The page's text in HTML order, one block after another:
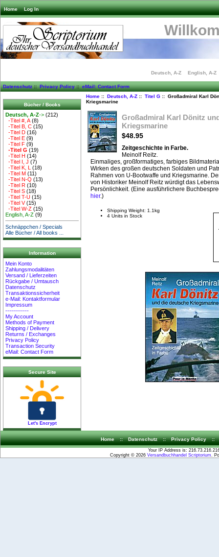
Home Log In
Deutsch, A-Z English, A-Z
Datenschutz::Privacy Policy::eMail: Contact Form
Bücher / Books
Deutsch, A-Z-> (212)
-Titel #, A (8)
-Titel B, C (15)
-Titel D (16)
-Titel E (9)
-Titel F (9)
-Titel G (19)
-Titel H (14)
-Titel I, J (7)
-Titel K, L (18)
-Titel M (11)
-Titel N-Q (13)
-Titel R (10)
-Titel S (18)
-Titel T-U (15)
-Titel V(15)
-Titel W-Z (15)
English, A-Z (9)
Schnäppchen / Specials
Alle Bücher / All books ...
Information
Mein Konto
Zahlungsmodalitäten
Versand / Lieferzeiten
Rückgabe / Umtausch
Datenschutz
Transaktionssicherheit
e-Mail: Kontaktformular
Impressum
------------
My Account
Methods of Payment
Shipping / Delivery
Returns / Exchanges
Privacy Policy
Transaction Security
eMail: Contact Form
Secure Site
Let's Encrypt
Home:: Deutsch, A-Z:: Titel G:: Großadmiral Karl
Kriegsmarine
Großadmiral Karl Dönitz
Kriegsmarine
$48.95
Zeitgeschichte in Farbe.
Meinolf Reitz.
Einmaliges, großformatiges, farbiges
Wirken des großen deutschen Soldaten und
Rahmen von U-Bootwaffe und Kriegsmarine.
von Historiker Meinolf Reitz würdigt das
Persönlichkeit. (Eine ausführlichere
hier.)
Shipping Weight: 1.1kg
4 Units in Stock
Home :: Datenschutz :: Privacy Policy ::
Your IP Address is:
Copyright © 2026 Versandbuchhandel Scriptorium .